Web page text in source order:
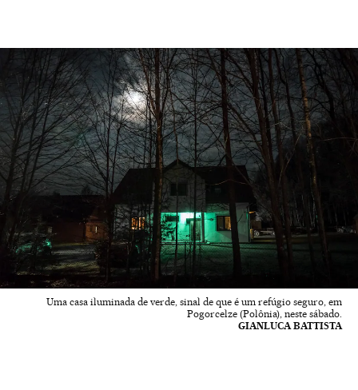
Uma casa iluminada de verde, sinal de que é um refúgio seguro, em
Pogorcelze (Polônia), neste sábado.
GIANLUCA BATTISTA